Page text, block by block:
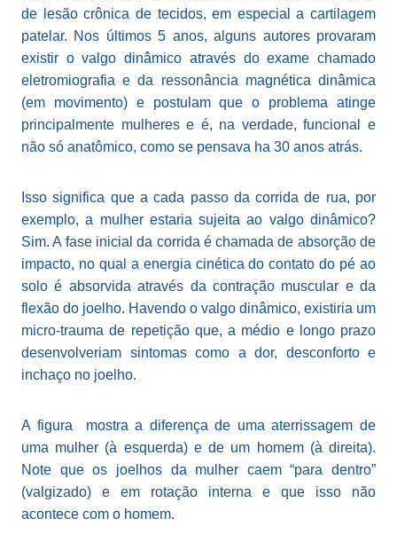
de lesão crônica de tecidos, em especial a cartilagem
patelar. Nos últimos 5 anos, alguns autores provaram
existir o valgo dinâmico através do exame chamado
eletromiografia e da ressonância magnética dinâmica
(em movimento) e postulam que o problema atinge
principalmente mulheres e é, na verdade, funcional e
não só anatômico, como se pensava ha 30 anos atrás.
Isso significa que a cada passo da corrida de rua, por
exemplo, a mulher estaria sujeita ao valgo dinâmico?
Sim. A fase inicial da corrida é chamada de absorção de
impacto, no qual a energia cinética do contato do pé ao
solo é absorvida através da contração muscular e da
flexão do joelho. Havendo o valgo dinâmico, existiria um
micro-trauma de repetição que, a médio e longo prazo
desenvolveriam sintomas como a dor, desconforto e
inchaço no joelho.
A figura mostra a diferença de uma aterrissagem de
uma mulher (à esquerda) e de um homem (à direita).
Note que os joelhos da mulher caem “para dentro”
(valgizado) e em rotação interna e que isso não
acontece com o homem.